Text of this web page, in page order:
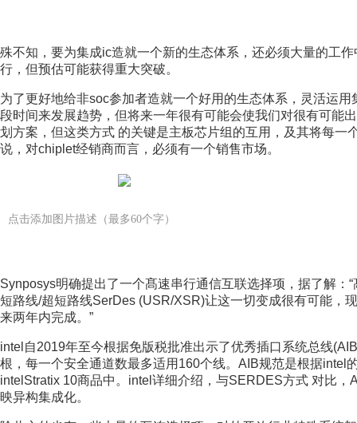
殊不知，要为集成ic造就一个新的生态体系，还必须大量的工
行，但预估可能获得重大突破。
为了更好地给非soc参加者造就一个好用的生态体系，灵活运
段时间来发展趋势，但将来一年很有可能会使我们对很有可能
划方案，但这类方式 的关键是主板芯片组的互用，及其将每
说，对chiplet经销商而言，必须有一个销售市场。
点击添加图片描述（最多60个字）
Synposys明确提出了一个髙速串行通信互联选择项，据了解
短路线/超短路线SerDes (USR/XSR)让这一切变成很有可能，
来两年内完成。”
intel自2019年至今根据免版税批准出示了优秀插口系统总线
根，每一个安全通道数最多适用160个线。AIB规范是根据intel
intelStratix 10商品中。intel详细介绍，与SERDES方式 对比
映异构集成化。